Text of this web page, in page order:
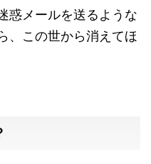
惑メールを送るような
、この世から消えてほ